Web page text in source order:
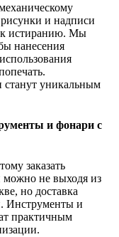
и надписи
к истиранию. Мы
нанесения
уникальным
и фонари с
заказать
не выходя из
но доставка
Инструменты и
практичным